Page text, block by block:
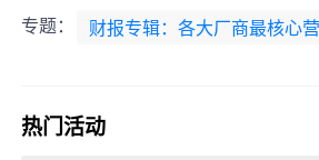
专题： 财报专辑：各大厂商最核心
热门活动